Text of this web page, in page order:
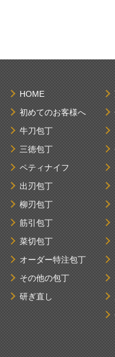
HOME
初めてのお客様へ
牛刀包丁
三徳包丁
ペティナイフ
出刃包丁
柳刃包丁
筋引包丁
菜切包丁
オーダー特注包丁
その他の包丁
研ぎ直し